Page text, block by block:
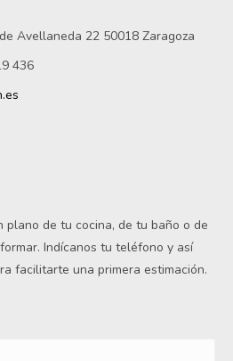
Avellaneda 22 50018 Zaragoza
436
plano de tu cocina, de tu baño o de
Indícanos tu teléfono y así
facilitarte una primera estimación.